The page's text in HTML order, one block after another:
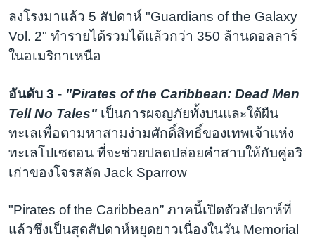
ลงโรงมาแล้ว 5 สัปดาห์ "Guardians of the Galaxy
Vol. 2" ทำรายได้รวมได้แล้วกว่า 350 ล้านดอลลาร์
ในอเมริกาเหนือ
อันดับ 3 - "Pirates of the Caribbean: Dead Men
Tell No Tales" เป็นการผจญภัยทั้งบนและใต้ผืน
ทะเลเพื่อตามหาสามง่ามศักดิ์สิทธิ์ของเทพเจ้าแห่ง
ทะเลโปเซดอน ที่จะช่วยปลดปล่อยคำสาบให้กับคู่อริ
เก่าของโจรสลัด Jack Sparrow
"Pirates of the Caribbean” ภาคนี้เปิดตัวสัปดาห์ที่
แล้วซึ่งเป็นสุดสัปดาห์หยุดยาวเนื่องในวัน Memorial